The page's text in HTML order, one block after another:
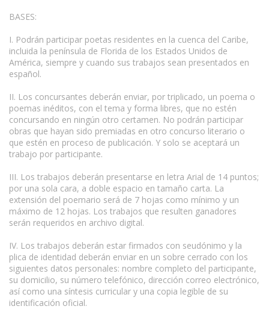
BASES:
I. Podrán participar poetas residentes en la cuenca del Caribe,
incluida la península de Florida de los Estados Unidos de
América, siempre y cuando sus trabajos sean presentados en
español.
II. Los concursantes deberán enviar, por triplicado, un poema o
poemas inéditos, con el tema y forma libres, que no estén
concursando en ningún otro certamen. No podrán participar
obras que hayan sido premiadas en otro concurso literario o
que estén en proceso de publicación. Y solo se aceptará un
trabajo por participante.
III. Los trabajos deberán presentarse en letra Arial de 14 puntos;
por una sola cara, a doble espacio en tamaño carta. La
extensión del poemario será de 7 hojas como mínimo y un
máximo de 12 hojas. Los trabajos que resulten ganadores
serán requeridos en archivo digital.
IV. Los trabajos deberán estar firmados con seudónimo y la
plica de identidad deberán enviar en un sobre cerrado con los
siguientes datos personales: nombre completo del participante,
su domicilio, su número telefónico, dirección correo electrónico,
así como una síntesis curricular y una copia legible de su
identificación oficial.